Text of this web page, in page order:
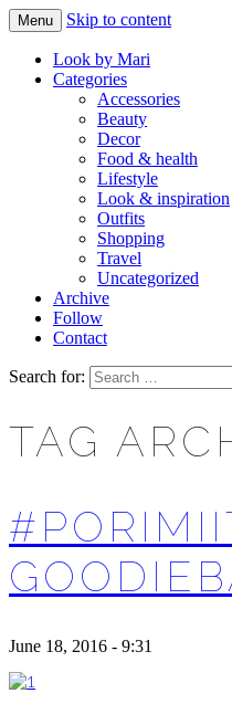
LOOK BY
Makeup & beauty
Menu Skip to content
Look by Mari
Categories
Accessories
Beauty
Decor
Food & health
Lifestyle
Look & inspiration
Outfits
Shopping
Travel
Uncategorized
Archive
Follow
Contact
Search for:
TAG
June 18, 2016 - 9:31